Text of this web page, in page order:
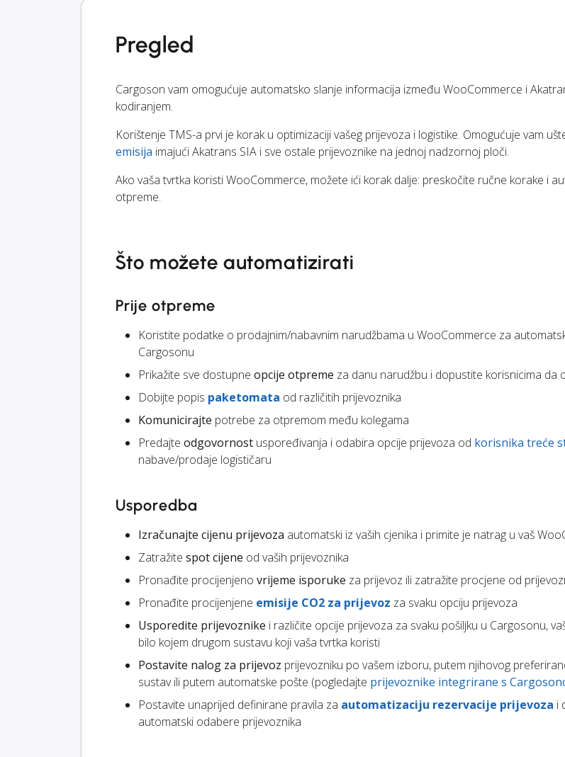
Pregled
Cargoson vam omogućuje automatsko slanje informacija između WooCommerce i
kodiranjem.
Korištenje TMS-a prvi je korak u optimizaciji vašeg prijevoza i logistike. Omogućuje vam
emisija imajući Akatrans SIA i sve ostale prijevoznike na jednoj nadzornoj ploči.
Ako vaša tvrtka koristi WooCommerce, možete ići korak dalje: preskočite ručne korake i
otpreme.
Što možete automatizirati
Prije otpreme
Koristite podatke o prodajnim/nabavnim narudžbama u WooCommerce za
Cargosonu
Prikažite sve dostupne opcije otpreme za danu narudžbu i dopustite korisnicima da
Dobijte popis paketomata od različitih prijevoznika
Komunicirajte potrebe za otpremom među kolegama
Predajte odgovornost uspoređivanja i odabira opcije prijevoza od korisnika treće
nabave/prodaje logističaru
Usporedba
Izračunajte cijenu prijevoza automatski iz vaših cjenika i primite je natrag u vaš
Zatražite spot cijene od vaših prijevoznika
Pronađite procijenjeno vrijeme isporuke za prijevoz ili zatražite procjene od
Pronađite procijenjene emisije CO2 za prijevoz za svaku opciju prijevoza
Usporedite prijevoznike i različite opcije prijevoza za svaku pošiljku u Cargosonu,
bilo kojem drugom sustavu koji vaša tvrtka koristi
Postavite nalog za prijevoz prijevozniku po vašem izboru, putem njihovog
sustav ili putem automatske pošte (pogledajte prijevoznike integrirane s
Postavite unaprijed definirane pravila za automatizaciju rezervacije prijevoza i
automatski odabere prijevoznika